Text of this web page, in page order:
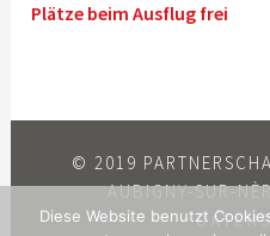
Plätze beim Ausflug frei
© 2019
AUBIGNY-SUR-
Diese Website benutzt